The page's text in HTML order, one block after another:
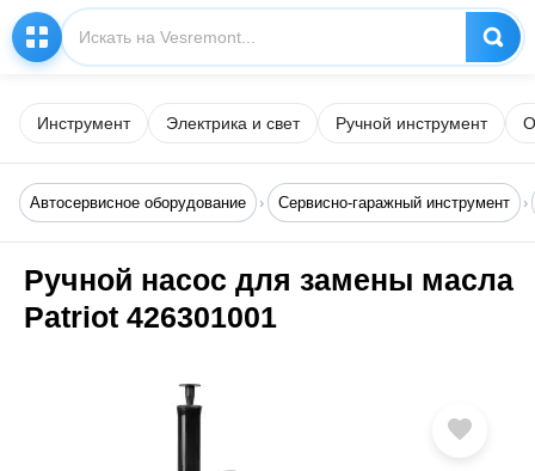
Инструмент Электрика и свет Ручной инструмент
Автосервисное оборудование Сервисно-гаражный инструмент
Ручной насос для замены масла
Patriot 426301001